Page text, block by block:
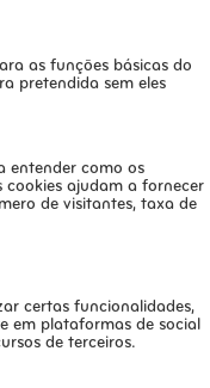
as funções básicas do
pretendida sem eles
entender como os
cookies ajudam a fornecer
de visitantes, taxa de
certas funcionalidades,
em plataformas de social
de terceiros.